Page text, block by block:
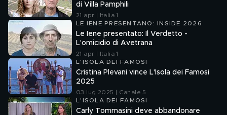
di Villa Pamphili
21 apr | Italia 1
LE IENE PRESENTANO: INSIDE 2026
Le Iene presentato: Il Verdetto -
L'omicidio di Avetrana
21 apr | Italia 1
L'ISOLA DEI FAMOSI
Cristina Plevani vince L'Isola dei Famosi
2025
03 lug 2025 | Canale 5
L'ISOLA DEI FAMOSI
Carly Tommasini deve abbandonare